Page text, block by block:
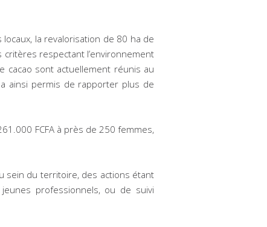
la revalorisation de 80 ha de
critères respectant l’environnement
cacao sont actuellement réunis au
ainsi permis de rapporter plus de
FCFA à près de 250 femmes,
sein du territoire, des actions étant
professionnels, ou de suivi